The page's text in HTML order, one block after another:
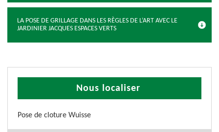
LA POSE DE GRILLAGE DANS LES RÈGLES DE L’ART AVEC LE
JARDINIER JACQUES ESPACES VERTS
Nous localiser
Pose de cloture Wuisse